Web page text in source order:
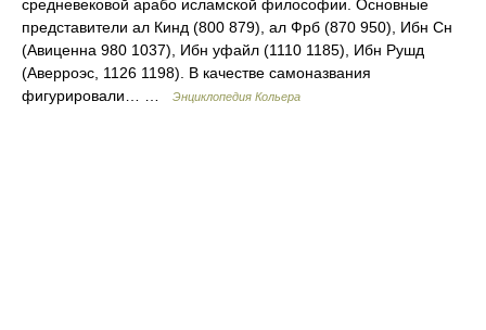
средневековой арабо исламской философии. Основные
представители ал Кинд (800 879), ал Фрб (870 950), Ибн Сн
(Авиценна 980 1037), Ибн уфайл (1110 1185), Ибн Рушд
(Аверроэс, 1126 1198). В качестве самоназвания
фигурировали… …
Энциклопедия Кольера